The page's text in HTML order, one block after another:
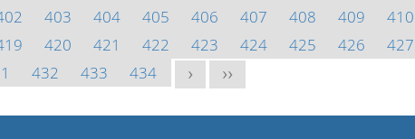
403 404 405 406 407 408 409 410
420 421 422 423 424 425 426 427
432 433 434 > >>